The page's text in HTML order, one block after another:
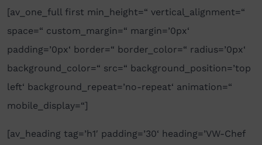
[av_one_full first min_height=“ vertical_alignment=“
space=“ custom_margin=“ margin=’0px‘
padding=’0px‘ border=“ border_color=“ radius=’0px‘
background_color=“ src=“ background_position=’top
left‘ background_repeat=’no-repeat‘ animation=“
mobile_display=“]
[av_heading tag=’h1′ padding=’30‘ heading=’VW-Chef